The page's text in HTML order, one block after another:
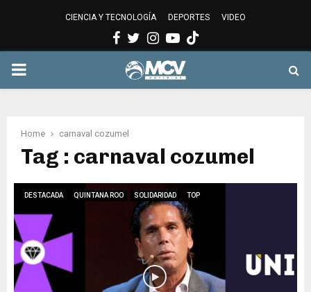
CIENCIA Y TECNOLOGÍA DEPORTES VIDEO
Facebook
Twitter
Instagram
Youtube
PRIMARY
Home carnaval cozumel
Tag : carnaval cozumel
DESTACADA QUINTANA ROO SOLIDARIDAD TOP